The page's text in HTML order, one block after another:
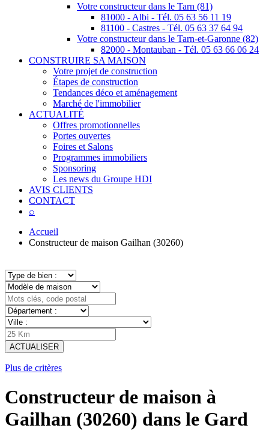
Votre constructeur dans le Tarn (81)
81000 - Albi - Tél. 05 63 56 11 19
81100 - Castres - Tél. 05 63 37 64 94
Votre constructeur dans le Tarn-et-Garonne (82)
82000 - Montauban - Tél. 05 63 66 06 24
CONSTRUIRE SA MAISON
Votre projet de construction
Étapes de construction
Tendances déco et aménagement
Marché de l'immobilier
ACTUALITÉ
Offres promotionnelles
Portes ouvertes
Foires et Salons
Programmes immobiliers
Sponsoring
Les news du Groupe HDI
AVIS CLIENTS
CONTACT
⌕
Accueil
Constructeur de maison Gailhan (30260)
ACTUALISER
Plus de critères
Constructeur de maison à
Gailhan (30260) dans le Gard